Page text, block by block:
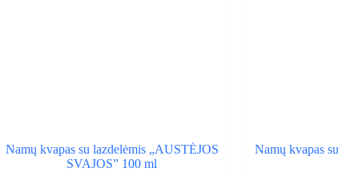
Namų kvapas su lazdelėmis „AUSTĖJOS
SVAJOS” 100 ml
Namų kvapas